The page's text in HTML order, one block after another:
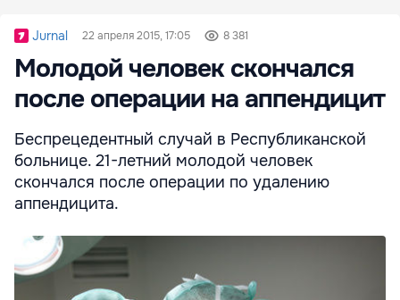
Jurnal 22 апреля 2015, 17:05 8 381
Молодой человек скончался
после операции на аппендицит
Беспрецедентный случай в Республиканской
больнице. 21-летний молодой человек
скончался после операции по удалению
аппендицита.